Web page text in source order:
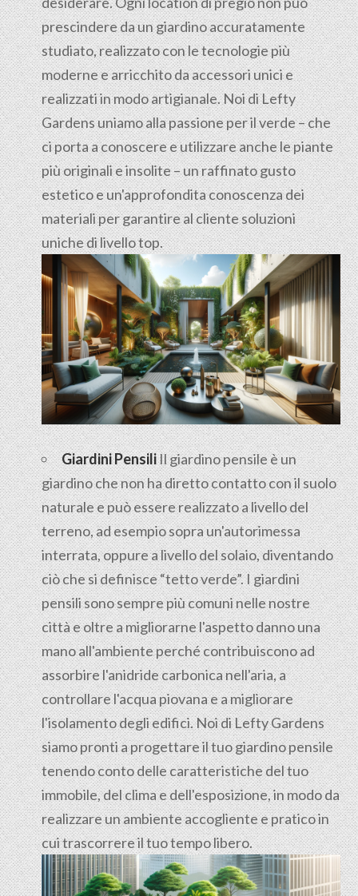
prescindere da un giardino accuratamente
studiato, realizzato con le tecnologie più
moderne e arricchito da accessori unici e
realizzati in modo artigianale. Noi di Lefty
Gardens uniamo alla passione per il verde – che
ci porta a conoscere e utilizzare anche le piante
più originali e insolite – un raffinato gusto
estetico e un'approfondita conoscenza dei
materiali per garantire al cliente soluzioni
uniche di livello top.
Giardini PensiliIlgiardino pensileè un
giardino che non ha diretto contatto con il suolo
naturale e può essere realizzato a livello del
terreno, ad esempio sopra un'autorimessa
interrata, oppure a livello del solaio, diventando
ciò che si definisce “tetto verde”. I giardini
pensili sono sempre più comuni nelle nostre
città e oltre a migliorarne l'aspetto danno una
mano all'ambiente perché contribuiscono ad
assorbire l'anidride carbonica nell'aria, a
controllare l'acqua piovana e a migliorare
l'isolamento degli edifici. Noi di Lefty Gardens
siamo pronti a progettare il tuo giardino pensile
tenendo conto delle caratteristiche del tuo
immobile, del clima e dell'esposizione, in modo da
realizzare un ambiente accogliente e pratico in
cui trascorrere il tuo tempo libero.